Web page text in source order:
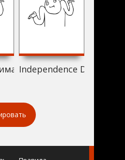
(1994)
Independence Day (1994)